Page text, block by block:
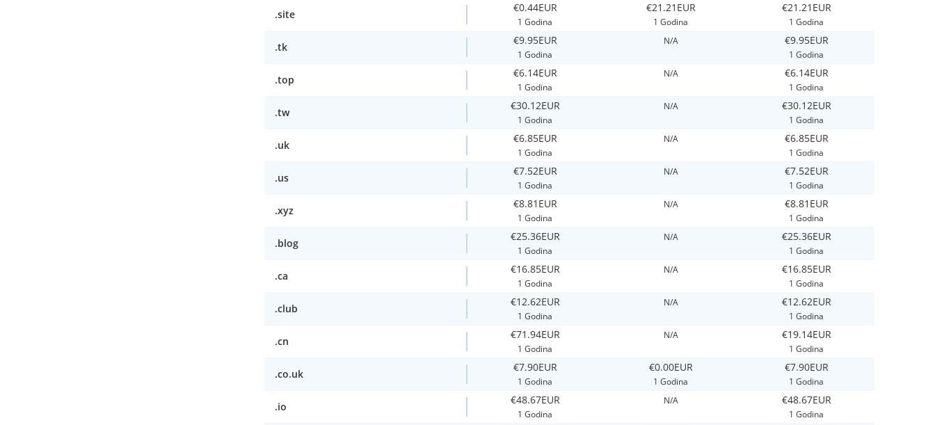
.site
€0.44EUR
1 Godina
€21.21EUR
1 Godina
€21.21EUR
1 Godina
.tk
€9.95EUR
1 Godina
N/A €9.95EUR
1 Godina
.top
€6.14EUR
1 Godina
N/A €6.14EUR
1 Godina
.tw
€30.12EUR
1 Godina
N/A €30.12EUR
1 Godina
.uk
€6.85EUR
1 Godina
N/A €6.85EUR
1 Godina
.us
€7.52EUR
1 Godina
N/A €7.52EUR
1 Godina
.xyz
€8.81EUR
1 Godina
N/A €8.81EUR
1 Godina
.blog
€25.36EUR
1 Godina
N/A €25.36EUR
1 Godina
.ca
€16.85EUR
1 Godina
N/A €16.85EUR
1 Godina
.club
€12.62EUR
1 Godina
N/A €12.62EUR
1 Godina
.cn
€71.94EUR
1 Godina
N/A €19.14EUR
1 Godina
.co.uk
€7.90EUR
1 Godina
€0.00EUR
1 Godina
€7.90EUR
1 Godina
.io
€48.67EUR
1 Godina
N/A €48.67EUR
1 Godina